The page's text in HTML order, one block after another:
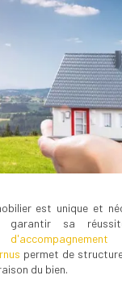
est unique et
garantir sa
permet de
du bien.